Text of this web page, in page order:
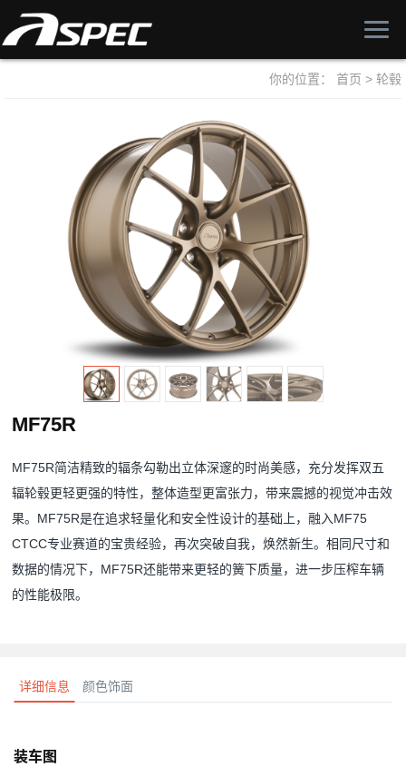
你的位置： 首页 > 轮毂
MF75R
MF75R简洁精致的辐条勾勒出立体深邃的时尚美感，充分发挥双五
辐轮毂更轻更强的特性，整体造型更富张力，带来震撼的视觉冲击效
果。MF75R是在追求轻量化和安全性设计的基础上，融入MF75
CTCC专业赛道的宝贵经验，再次突破自我，焕然新生。相同尺寸和
数据的情况下，MF75R还能带来更轻的簧下质量，进一步压榨车辆
的性能极限。
详细信息 颜色饰面
装车图